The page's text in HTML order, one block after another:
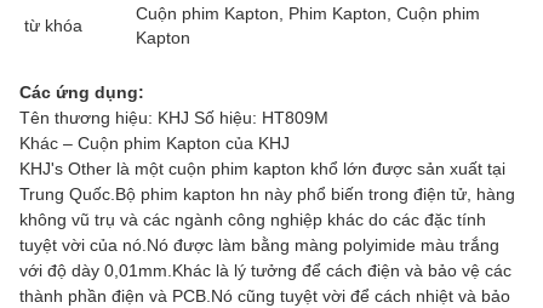
từ khóa
Cuộn phim Kapton, Phim Kapton, Cuộn phim
Kapton
Các ứng dụng:
Tên thương hiệu: KHJ Số hiệu: HT809M
Khác – Cuộn phim Kapton của KHJ
KHJ's Other là một cuộn phim kapton khổ lớn được sản xuất tại
Trung Quốc.Bộ phim kapton hn này phổ biến trong điện tử, hàng
không vũ trụ và các ngành công nghiệp khác do các đặc tính
tuyệt vời của nó.Nó được làm bằng màng polyimide màu trắng
với độ dày 0,01mm.Khác là lý tưởng để cách điện và bảo vệ các
thành phần điện và PCB.Nó cũng tuyệt vời để cách nhiệt và bảo